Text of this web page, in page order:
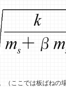
（ここでは板ばねの